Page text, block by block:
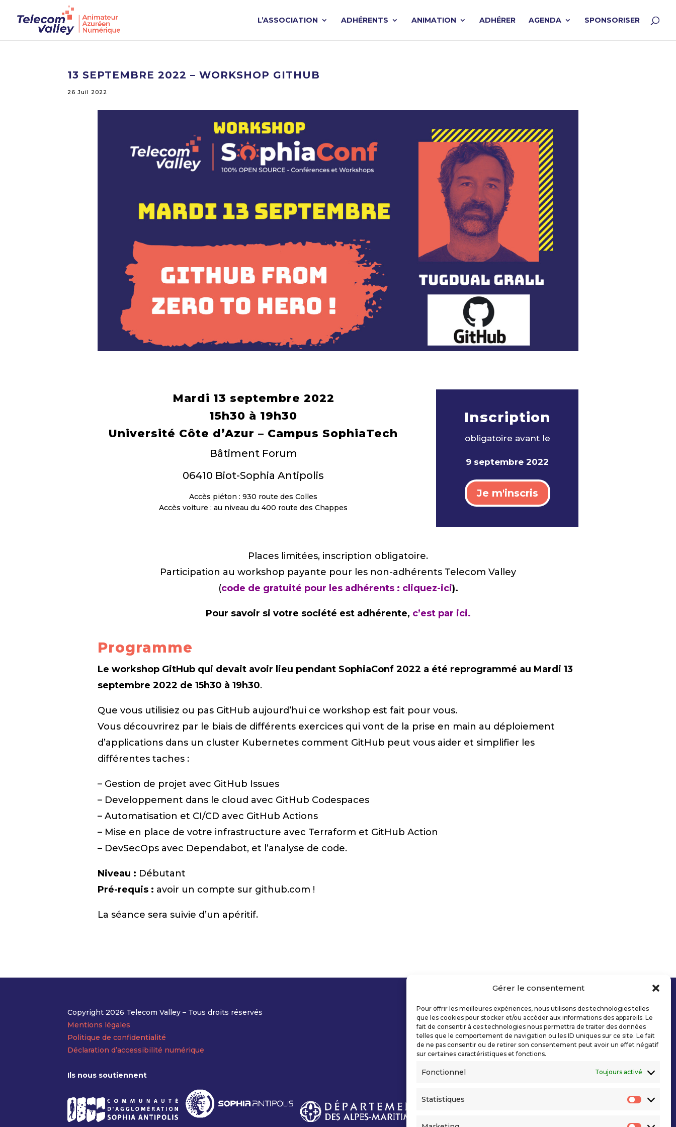
Gérer le consentement
Pour offrir les meilleures expériences, nous utilisons des technologies telles
que les cookies pour stocker et/ou accéder aux informations des appareils. Le
fait de consentir à ces technologies nous permettra de traiter des données
telles que le comportement de navigation ou les ID uniques sur ce site. Le fait
de ne pas consentir ou de retirer son consentement peut avoir un effet négatif
sur certaines caractéristiques et fonctions.
Fonctionnel Toujours activé
Statistiques
L’ASSOCIATION ADHÉRENTS ANIMATION ADHÉRER AGENDA SPONSORISER
13 SEPTEMBRE 2022 – WORKSHOP GITHUB
26 Juil 2022
Mardi 13 septembre 2022
15h30 à 19h30
Université Côte d’Azur – Campus SophiaTech
Bâtiment Forum
06410 Biot-Sophia Antipolis
Accès piéton : 930 route des Colles
Accès voiture : au niveau du 400 route des Chappes
Inscription
obligatoire avant le
9 septembre 2022
Je m'inscris
Places limitées, inscription obligatoire.
Participation au workshop payante pour les non-adhérents Telecom Valley
(code de gratuité pour les adhérents : cliquez-ici).
Pour savoir si votre société est adhérente, c’est par ici.
Programme
Le workshop GitHub qui devait avoir lieu pendant SophiaConf 2022 a été reprogrammé au Mardi 13
septembre 2022 de 15h30 à 19h30.
Que vous utilisiez ou pas GitHub aujourd’hui ce workshop est fait pour vous.
Vous découvrirez par le biais de différents exercices qui vont de la prise en main au déploiement
d’applications dans un cluster Kubernetes comment GitHub peut vous aider et simplifier les
différentes taches :
– Gestion de projet avec GitHub Issues
– Developpement dans le cloud avec GitHub Codespaces
– Automatisation et CI/CD avec GitHub Actions
– Mise en place de votre infrastructure avec Terraform et GitHub Action
– DevSecOps avec Dependabot, et l’analyse de code.
Niveau : Débutant
Pré-requis : avoir un compte sur github.com !
La séance sera suivie d’un apéritif.
Copyright 2026 Telecom Valley – Tous droits réservés
Mentions légales
Politique de confidentialité
Déclaration d’accessibilité numérique
Ils nous soutiennent